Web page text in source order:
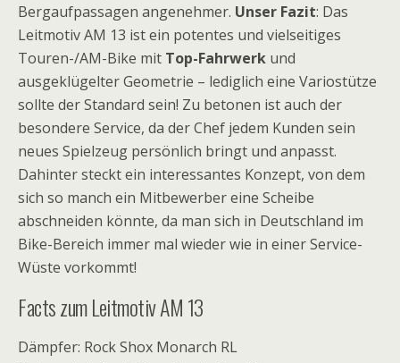
Bergaufpassagen angenehmer. Unser Fazit: Das
Leitmotiv AM 13 ist ein potentes und vielseitiges
Touren-/AM-Bike mit Top-Fahrwerk und
ausgeklügelter Geometrie – lediglich eine Variostütze
sollte der Standard sein! Zu betonen ist auch der
besondere Service, da der Chef jedem Kunden sein
neues Spielzeug persönlich bringt und anpasst.
Dahinter steckt ein interessantes Konzept, von dem
sich so manch ein Mitbewerber eine Scheibe
abschneiden könnte, da man sich in Deutschland im
Bike-Bereich immer mal wieder wie in einer Service-
Wüste vorkommt!
Facts zum Leitmotiv AM 13
Dämpfer: Rock Shox Monarch RL